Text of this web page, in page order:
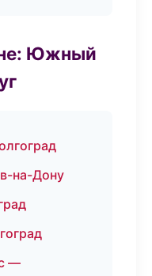
Южный
на-Дону
—